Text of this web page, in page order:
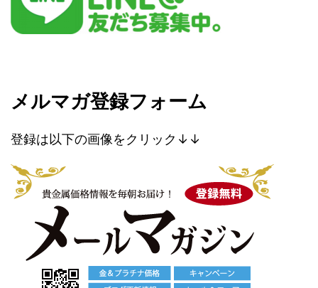
メルマガ登録フォーム
登録は以下の画像をクリック↓↓